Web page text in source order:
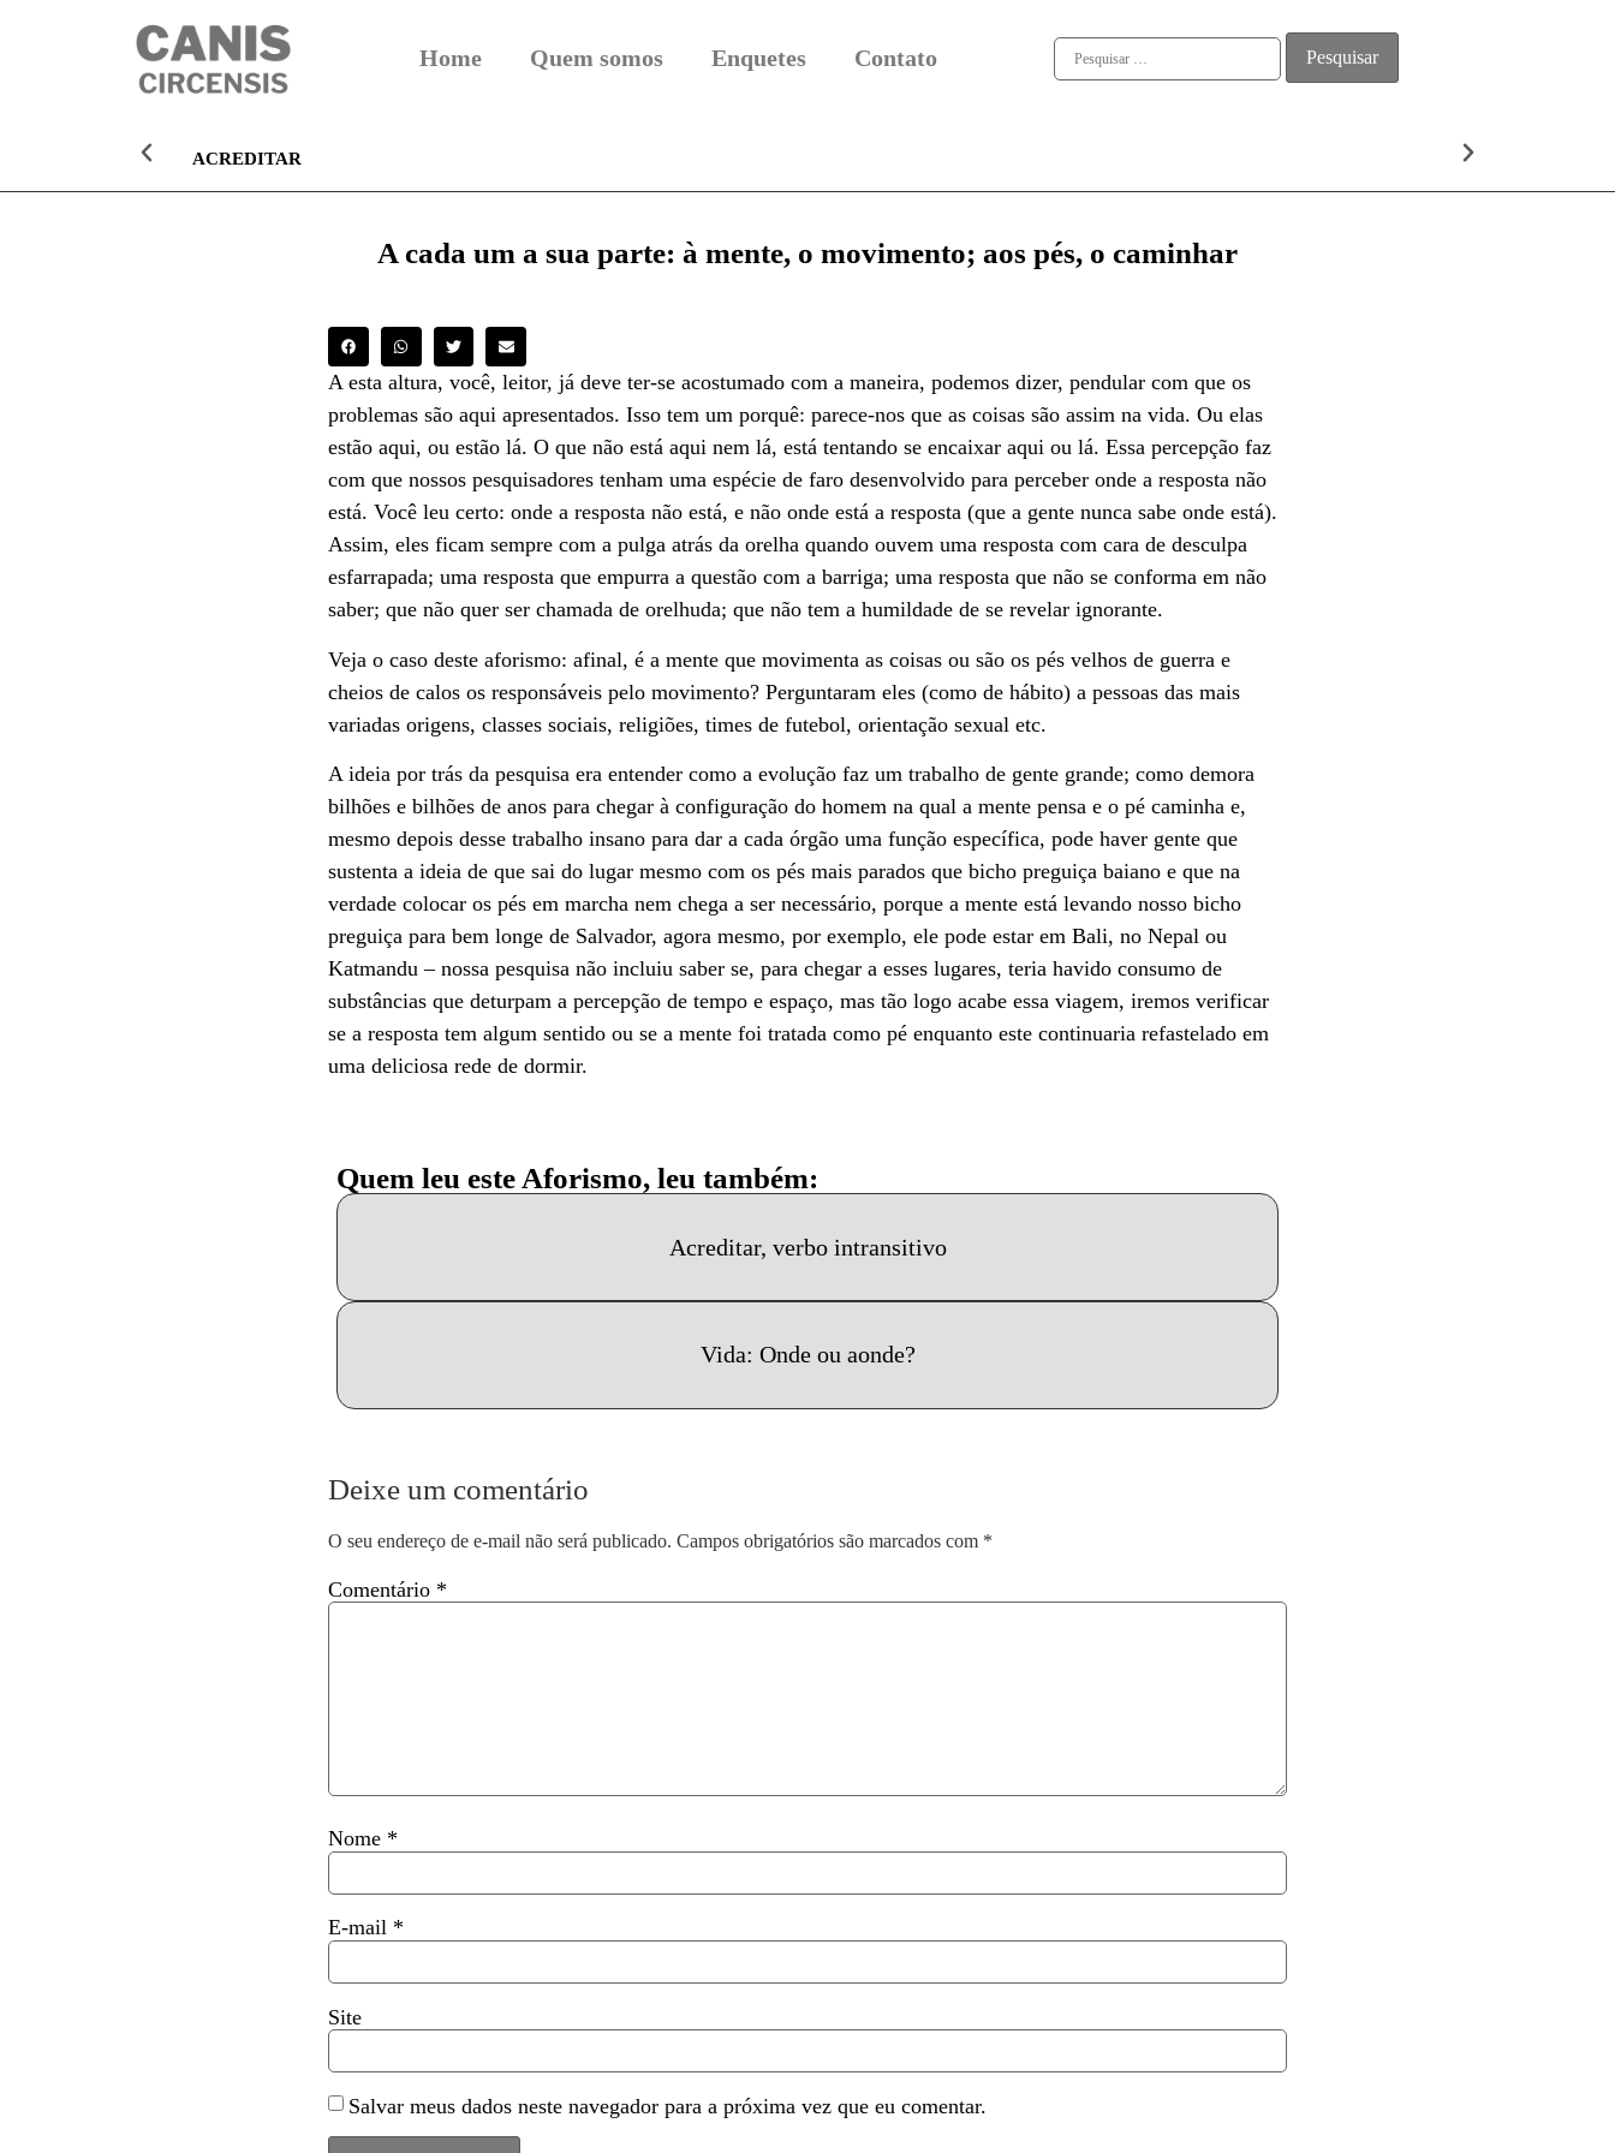
Home Quem somos Enquetes Contato
ACREDITAR ALMA
A cada um a sua parte: à mente, o movimento; aos pés, o caminhar
A esta altura, você, leitor, já deve ter-se acostumado com a maneira, podemos dizer, pendular com que os
problemas são aqui apresentados. Isso tem um porquê: parece-nos que as coisas são assim na vida. Ou elas
estão aqui, ou estão lá. O que não está aqui nem lá, está tentando se encaixar aqui ou lá. Essa percepção faz
com que nossos pesquisadores tenham uma espécie de faro desenvolvido para perceber onde a resposta não
está. Você leu certo: onde a resposta não está, e não onde está a resposta (que a gente nunca sabe onde está).
Assim, eles ficam sempre com a pulga atrás da orelha quando ouvem uma resposta com cara de desculpa
esfarrapada; uma resposta que empurra a questão com a barriga; uma resposta que não se conforma em não
saber; que não quer ser chamada de orelhuda; que não tem a humildade de se revelar ignorante.
Veja o caso deste aforismo: afinal, é a mente que movimenta as coisas ou são os pés velhos de guerra e
cheios de calos os responsáveis pelo movimento? Perguntaram eles (como de hábito) a pessoas das mais
variadas origens, classes sociais, religiões, times de futebol, orientação sexual etc.
A ideia por trás da pesquisa era entender como a evolução faz um trabalho de gente grande; como demora
bilhões e bilhões de anos para chegar à configuração do homem na qual a mente pensa e o pé caminha e,
mesmo depois desse trabalho insano para dar a cada órgão uma função específica, pode haver gente que
sustenta a ideia de que sai do lugar mesmo com os pés mais parados que bicho preguiça baiano e que na
verdade colocar os pés em marcha nem chega a ser necessário, porque a mente está levando nosso bicho
preguiça para bem longe de Salvador, agora mesmo, por exemplo, ele pode estar em Bali, no Nepal ou
Katmandu – nossa pesquisa não incluiu saber se, para chegar a esses lugares, teria havido consumo de
substâncias que deturpam a percepção de tempo e espaço, mas tão logo acabe essa viagem, iremos verificar
se a resposta tem algum sentido ou se a mente foi tratada como pé enquanto este continuaria refastelado em
uma deliciosa rede de dormir.
Quem leu este Aforismo, leu também:
Acreditar, verbo intransitivo
Vida: Onde ou aonde?
Deixe um comentário
O seu endereço de e-mail não será publicado. Campos obrigatórios são marcados com *
Comentário *
Nome *
E-mail *
Site
Salvar meus dados neste navegador para a próxima vez que eu comentar.